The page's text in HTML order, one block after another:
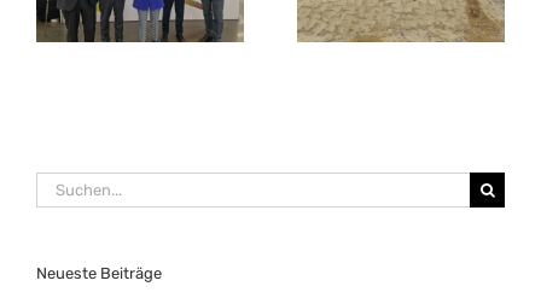
Backstube
Energieversorgung
der Schwerindustrie
Suche
nach:
Neueste Beiträge